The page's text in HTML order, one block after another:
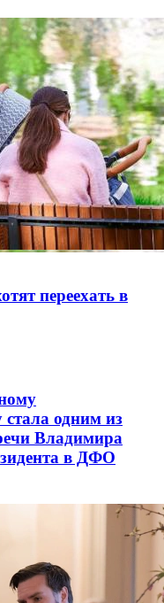
переехать в
одним из
Владимира
в ДФО